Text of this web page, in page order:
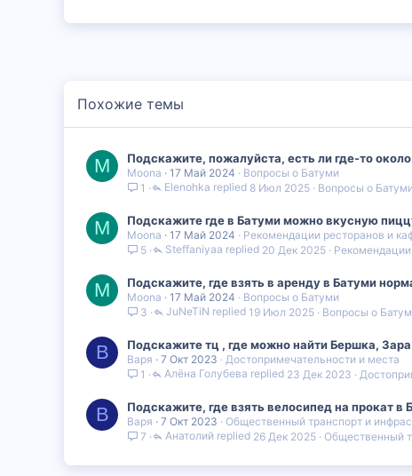
Похожие темы
M Подскажите, пожалуйста, есть ли где-то
Moona 17 Май 2024
Вопросы о Батуми
1
Вопросы о Батуми
8 Июл 2025
Elenohka
M Подскажите где в Батуми можно вкусную
Moona 17 Май 2024
Рекомендации ресторанов и
5
20 Дек 2025
Steffaniyaa
M Подскажите, где взять в аренду в Батуми
Moona 17 Май 2024
Вопросы о Батуми
3
Вопросы о
19 Июл 2025
JuNeTiN
В Подскажите тц , где можно найти Бершка,
Варя 7 Окт 2023
Достопримечательности и места
1
23 Дек 2023
Алëна Голубева
В Подскажите, где взять велосипед на прокат в
Варя 7 Окт 2023
Общественный транспорт и
7
Общественный
26 Дек 2025
Анатолий